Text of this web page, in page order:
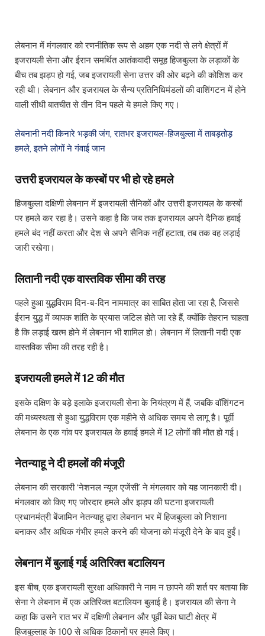
लेबनान में मंगलवार को रणनीतिक रूप से अहम एक नदी से लगे क्षेत्रों में
इजरायली सेना और ईरान समर्थित आतंकवादी समूह हिजबुल्ला के लड़ाकों के
बीच तब झड़प हो गई, जब इजरायली सेना उत्तर की ओर बढ़ने की कोशिश कर
रही थी। लेबनान और इजरायल के सैन्य प्रतिनिधिमंडलों की वाशिंगटन में होने
वाली सीधी बातचीत से तीन दिन पहले ये हमले किए गए।
लेबनानी नदी किनारे भड़की जंग, रातभर इजरायल-हिजबुल्ला में ताबड़तोड़
हमले, इतने लोगों ने गंवाई जान
उत्तरी इजरायल के कस्बों पर भी हो रहे हमले
हिजबुल्ला दक्षिणी लेबनान में इजरायली सैनिकों और उत्तरी इजरायल के कस्बों
पर हमले कर रहा है। उसने कहा है कि जब तक इजरायल अपने दैनिक हवाई
हमले बंद नहीं करता और देश से अपने सैनिक नहीं हटाता, तब तक वह लड़ाई
जारी रखेगा।
लितानी नदी एक वास्तविक सीमा की तरह
पहले हुआ युद्धविराम दिन-ब-दिन नाममात्र का साबित होता जा रहा है, जिससे
ईरान युद्ध में व्यापक शांति के प्रयास जटिल होते जा रहे हैं, क्योंकि तेहरान चाहता
है कि लड़ाई खत्म होने में लेबनान भी शामिल हो। लेबनान में लितानी नदी एक
वास्तविक सीमा की तरह रही है।
इजरायली हमले में 12 की मौत
इसके दक्षिण के बड़े इलाके इजरायली सेना के नियंत्रण में हैं, जबकि वॉशिंगटन
की मध्यस्थता से हुआ युद्धविराम एक महीने से अधिक समय से लागू है। पूर्वी
लेबनान के एक गांव पर इजरायल के हवाई हमले में 12 लोगों की मौत हो गई।
नेतन्याहू ने दी हमलों की मंजूरी
लेबनान की सरकारी ‘नेशनल न्यूज एजेंसी’ ने मंगलवार को यह जानकारी दी।
मंगलवार को किए गए जोरदार हमले और झड़प की घटना इजरायली
प्रधानमंत्री बेंजामिन नेतन्याहू द्वारा लेबनान भर में हिजबुल्ला को निशाना
बनाकर और अधिक गंभीर हमले करने की योजना को मंजूरी देने के बाद हुईं।
लेबनान में बुलाई गई अतिरिक्त बटालियन
इस बीच, एक इजरायली सुरक्षा अधिकारी ने नाम न छापने की शर्त पर बताया कि
सेना ने लेबनान में एक अतिरिक्त बटालियन बुलाई है। इजरायल की सेना ने
कहा कि उसने रात भर में दक्षिणी लेबनान और पूर्वी बेका घाटी क्षेत्र में
हिजबुल्लाह के 100 से अधिक ठिकानों पर हमले किए।